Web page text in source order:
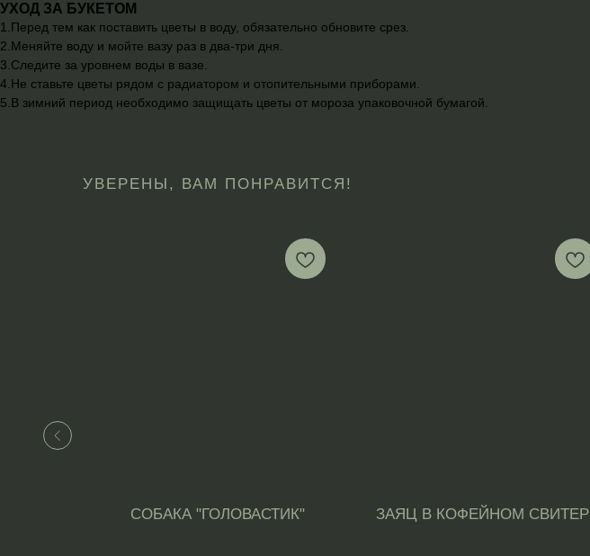
УХОД ЗА БУКЕТОМ
1.Перед тем как поставить цветы в воду, обязательно обновите срез.
2.Меняйте воду и мойте вазу раз в два-три дня.
3.Следите за уровнем воды в вазе.
4.Не ставьте цветы рядом с радиатором и отопительными приборами.
5.В зимний период необходимо защищать цветы от мороза упаковочной бумагой.
УВЕРЕНЫ, ВАМ ПОНРАВИТСЯ!
СОБАКА "ГОЛОВАСТИК" ЗАЯЦ В КОФЕЙНОМ